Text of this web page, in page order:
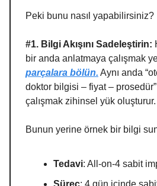
Peki bunu nasıl yapabilirsiniz?
#1. Bilgi Akışını Sadeleştirin:
bir anda anlatmaya çalışmak
parçalara bölün. Aynı anda
doktor bilgisi – fiyat –
çalışmak zihinsel yük oluşturur.
Bunun yerine örnek bir bilgi
Tedavi: All-on-4 sabit
Süreç: 4 gün içinde